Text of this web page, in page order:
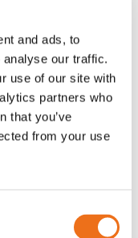
and ads, to
our traffic.
use of our site with
partners who
that you’ve
from your use
är
och miljöansvar,
miljöpåverkan och
funktioner som